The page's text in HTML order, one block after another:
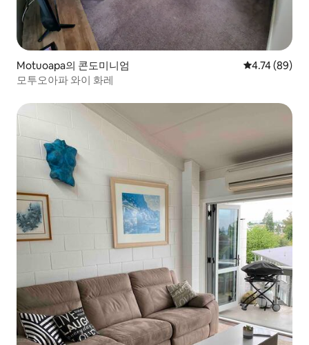
Motuoapa의 콘도미니엄 평점 4.74점(5
4.74 (89)
모투오아파 와이 화레